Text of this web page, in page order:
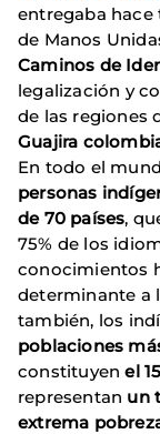
entregaba hace
de Manos
Caminos de
legalización y
de las regiones
Guajira
En todo el
personas
de 70 países,
75% de los
conocimientos
determinante a
también, los
poblaciones
constituyenel
representan un
extrema